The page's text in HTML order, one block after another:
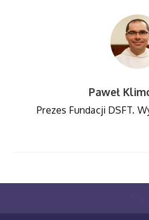
Paweł
Prezes Fundacji DSFT.